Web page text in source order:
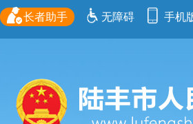
长者助手 无障碍 手机